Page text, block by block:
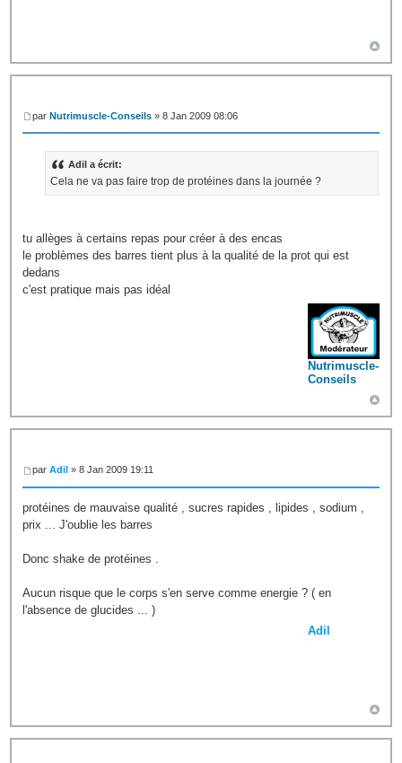
parNutrimuscle-Conseils » 8 Jan 2009 08:06
Adil a écrit:
Cela ne va pas faire trop de protéines dans la journée ?
tu allèges à certains repas pour créer à des encas
le problèmes des barres tient plus à la qualité de la prot qui est
dedans
c'est pratique mais pas idéal
Nutrimuscle-
Conseils
parAdil » 8 Jan 2009 19:11
protéines de mauvaise qualité , sucres rapides , lipides , sodium ,
prix ... J'oublie les barres
Donc shake de protéines .
Aucun risque que le corps s'en serve comme energie ? ( en
l'absence de glucides ... )
Adil